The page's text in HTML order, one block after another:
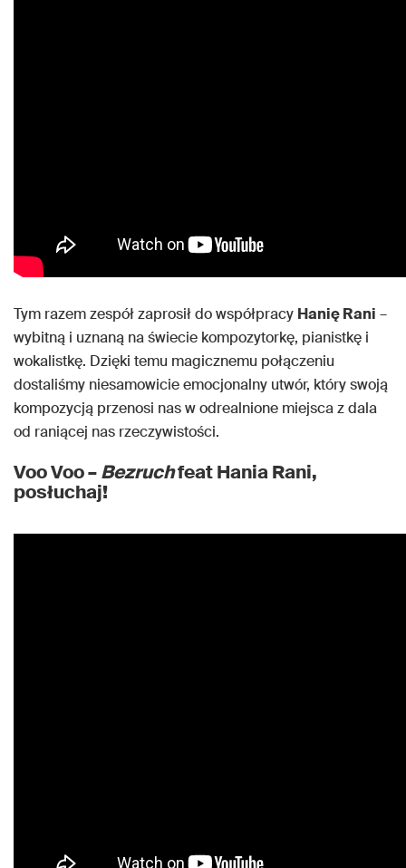
Tym razem zespół zaprosił do współpracy Hanię Rani –
wybitną i uznaną na świecie kompozytorkę, pianistkę i
wokalistkę. Dzięki temu magicznemu połączeniu
dostaliśmy niesamowicie emocjonalny utwór, który swoją
kompozycją przenosi nas w odrealnione miejsca z dala
od raniącej nas rzeczywistości.
Voo Voo –Bezruchfeat Hania Rani,
posłuchaj!